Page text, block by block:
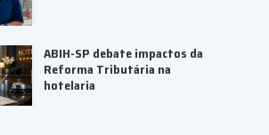
ABIH-SP debate impactos da
Reforma Tributária na
hotelaria